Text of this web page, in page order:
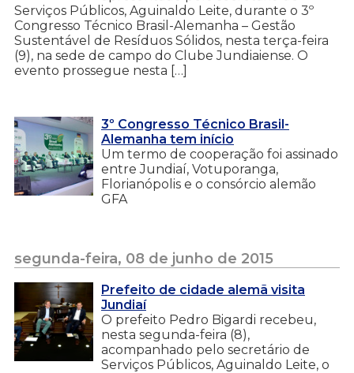
Serviços Públicos, Aguinaldo Leite, durante o 3º
Congresso Técnico Brasil-Alemanha – Gestão
Sustentável de Resíduos Sólidos, nesta terça-feira
(9), na sede de campo do Clube Jundiaiense. O
evento prossegue nesta […]
3º Congresso Técnico Brasil-
Alemanha tem início
Um termo de cooperação foi assinado
entre Jundiaí, Votuporanga,
Florianópolis e o consórcio alemão
GFA
segunda-feira, 08 de junho de 2015
Prefeito de cidade alemã visita
Jundiaí
O prefeito Pedro Bigardi recebeu,
nesta segunda-feira (8),
acompanhado pelo secretário de
Serviços Públicos, Aguinaldo Leite, o